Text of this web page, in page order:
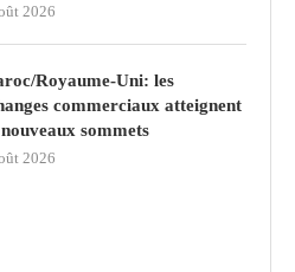
2026
Royaume-Uni: les
commerciaux atteignent
sommets
2026